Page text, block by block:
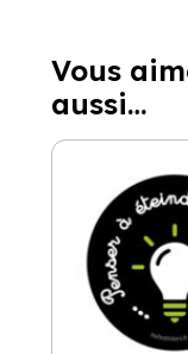
Vous
aussi…